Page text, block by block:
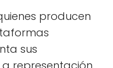
producen
sus